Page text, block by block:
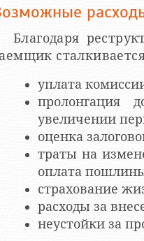
Благодаря
уплата
пролонгация
увеличении
оценка
траты на
оплата
страхование
расходы за
неустойки за